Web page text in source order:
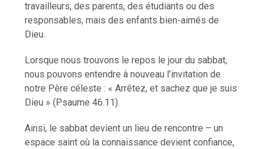
travailleurs, des parents, des étudiants ou des
responsables, mais des enfants bien-aimés de
Dieu.
Lorsque nous trouvons le repos le jour du sabbat,
nous pouvons entendre à nouveau l’invitation de
notre Père céleste : « Arrêtez, et sachez que je suis
Dieu » (Psaume 46.11).
Ainsi, le sabbat devient un lieu de rencontre – un
espace saint où la connaissance devient confiance,